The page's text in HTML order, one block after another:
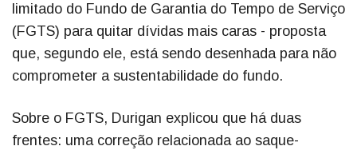
limitado do Fundo de Garantia do Tempo de Serviço
(FGTS) para quitar dívidas mais caras - proposta
que, segundo ele, está sendo desenhada para não
comprometer a sustentabilidade do fundo.
Sobre o FGTS, Durigan explicou que há duas
frentes: uma correção relacionada ao saque-